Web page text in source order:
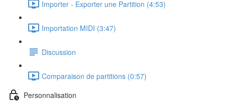
Importer - Exporter une Partition (4:53)
Importation MIDI (3:47)
Discussion
Comparaison de partitions (0:57)
Personnalisation